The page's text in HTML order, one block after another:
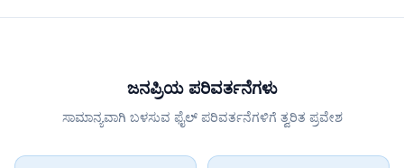
ಜನಪ್ರಿಯ ಪರಿವರ್ತನೆಗಳು
ಸಾಮಾನ್ಯವಾಗಿ ಬಳಸುವ ಫೈಲ್ ಪರಿವರ್ತನೆಗಳಿಗೆ ತ್ವರಿತ ಪ್ರವೇಶ